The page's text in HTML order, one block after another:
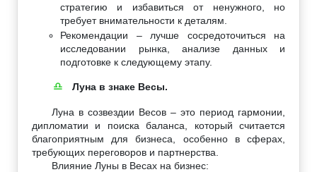
стратегию и избавиться от ненужного, но
требует внимательности к деталям.
Рекомендации – лучше сосредоточиться на
исследовании рынка, анализе данных и
подготовке к следующему этапу.
♎ Луна в знаке Весы.
Луна в созвездии Весов – это период гармонии,
дипломатии и поиска баланса, который считается
благоприятным для бизнеса, особенно в сферах,
требующих переговоров и партнерства.
Влияние Луны в Весах на бизнес: